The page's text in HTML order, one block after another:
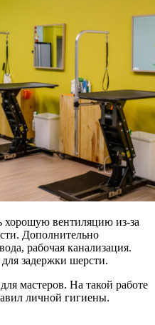
вентиляцию из-за
Дополнительно
рабочая канализация.
задержки шерсти.
мастеров. На такой работе
личной гигиены.